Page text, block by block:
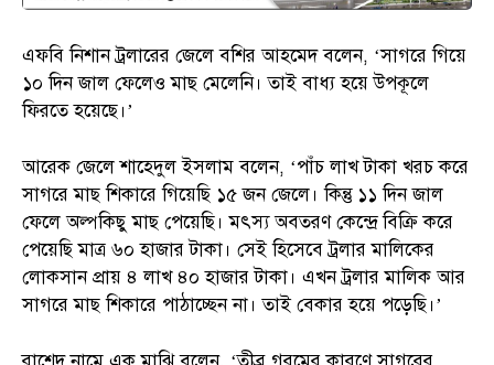
এফবি নিশান ট্রলারের জেলে বশির আহমেদ বলেন, ‘সাগরে গিয়ে
১০ দিন জাল ফেলেও মাছ মেলেনি। তাই বাধ্য হয়ে উপকূলে
ফিরতে হয়েছে।’
আরেক জেলে শাহেদুল ইসলাম বলেন, ‘পাঁচ লাখ টাকা খরচ করে
সাগরে মাছ শিকারে গিয়েছি ১৫ জন জেলে। কিন্তু ১১ দিন জাল
ফেলে অল্পকিছু মাছ পেয়েছি। মৎস্য অবতরণ কেন্দ্রে বিক্রি করে
পেয়েছি মাত্র ৬০ হাজার টাকা। সেই হিসেবে ট্রলার মালিকের
লোকসান প্রায় ৪ লাখ ৪০ হাজার টাকা। এখন ট্রলার মালিক আর
সাগরে মাছ শিকারে পাঠাচ্ছেন না। তাই বেকার হয়ে পড়েছি।’